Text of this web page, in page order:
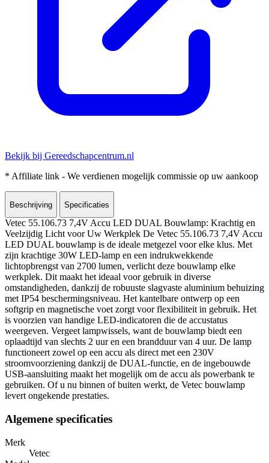
Bekijk bij Gereedschapcentrum.nl
* Affiliate link - We verdienen mogelijk commissie op uw aankoop
Beschrijving Specificaties
Vetec 55.106.73 7,4V Accu LED DUAL Bouwlamp: Krachtig en
Veelzijdig Licht voor Uw Werkplek De Vetec 55.106.73 7,4V Accu
LED DUAL bouwlamp is de ideale metgezel voor elke klus. Met
zijn krachtige 30W LED-lamp en een indrukwekkende
lichtopbrengst van 2700 lumen, verlicht deze bouwlamp elke
werkplek. Dit maakt het ideaal voor gebruik in diverse
omstandigheden, dankzij de robuuste slagvaste aluminium behuizing
met IP54 beschermingsniveau. Het kantelbare ontwerp op een
softgrip en magnetische voet zorgt voor flexibiliteit in gebruik. Het
is voorzien van handige LED-indicatoren die de accustatus
weergeven. Vergeet lampwissels, want de bouwlamp biedt een
oplaadtijd van slechts 2 uur en een brandduur van 4 uur. De lamp
functioneert zowel op een accu als direct met een 230V
stroomvoorziening dankzij de DUAL-functie, en de ingebouwde
USB-aansluiting maakt het mogelijk om de accu als powerbank te
gebruiken. Of u nu binnen of buiten werkt, de Vetec bouwlamp
levert ongekende prestaties.
Algemene specificaties
Merk
Vetec